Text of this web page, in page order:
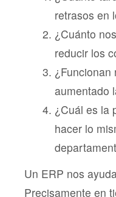
retrasos en
¿Cuánto
reducir los
¿Funcionan
aumentado
¿Cuál es la
hacer lo
Un ERP nos
Precisamente en